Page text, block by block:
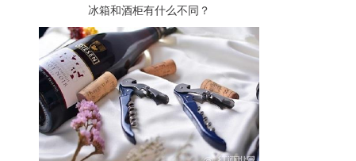
冰箱和酒柜有什么不同？